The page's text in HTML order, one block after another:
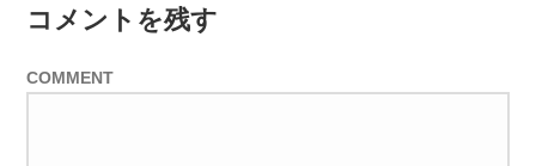
コメントを残す
COMMENT